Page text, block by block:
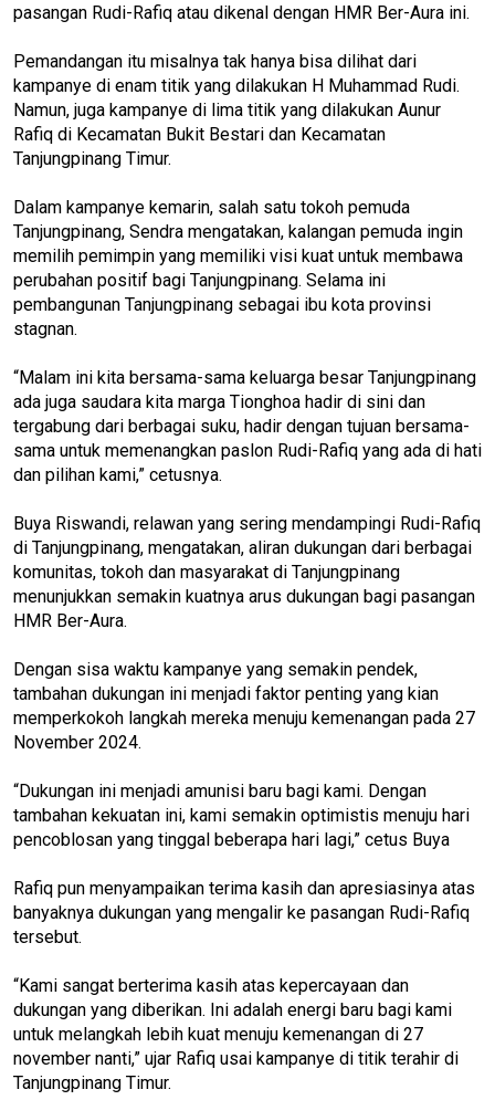
pasangan Rudi-Rafiq atau dikenal dengan HMR Ber-Aura ini.
Pemandangan itu misalnya tak hanya bisa dilihat dari
kampanye di enam titik yang dilakukan H Muhammad Rudi.
Namun, juga kampanye di lima titik yang dilakukan Aunur
Rafiq di Kecamatan Bukit Bestari dan Kecamatan
Tanjungpinang Timur.
Dalam kampanye kemarin, salah satu tokoh pemuda
Tanjungpinang, Sendra mengatakan, kalangan pemuda ingin
memilih pemimpin yang memiliki visi kuat untuk membawa
perubahan positif bagi Tanjungpinang. Selama ini
pembangunan Tanjungpinang sebagai ibu kota provinsi
stagnan.
“Malam ini kita bersama-sama keluarga besar Tanjungpinang
ada juga saudara kita marga Tionghoa hadir di sini dan
tergabung dari berbagai suku, hadir dengan tujuan bersama-
sama untuk memenangkan paslon Rudi-Rafiq yang ada di hati
dan pilihan kami,” cetusnya.
Buya Riswandi, relawan yang sering mendampingi Rudi-Rafiq
di Tanjungpinang, mengatakan, aliran dukungan dari berbagai
komunitas, tokoh dan masyarakat di Tanjungpinang
menunjukkan semakin kuatnya arus dukungan bagi pasangan
HMR Ber-Aura.
Dengan sisa waktu kampanye yang semakin pendek,
tambahan dukungan ini menjadi faktor penting yang kian
memperkokoh langkah mereka menuju kemenangan pada 27
November 2024.
“Dukungan ini menjadi amunisi baru bagi kami. Dengan
tambahan kekuatan ini, kami semakin optimistis menuju hari
pencoblosan yang tinggal beberapa hari lagi,” cetus Buya
Rafiq pun menyampaikan terima kasih dan apresiasinya atas
banyaknya dukungan yang mengalir ke pasangan Rudi-Rafiq
tersebut.
“Kami sangat berterima kasih atas kepercayaan dan
dukungan yang diberikan. Ini adalah energi baru bagi kami
untuk melangkah lebih kuat menuju kemenangan di 27
november nanti,” ujar Rafiq usai kampanye di titik terahir di
Tanjungpinang Timur.